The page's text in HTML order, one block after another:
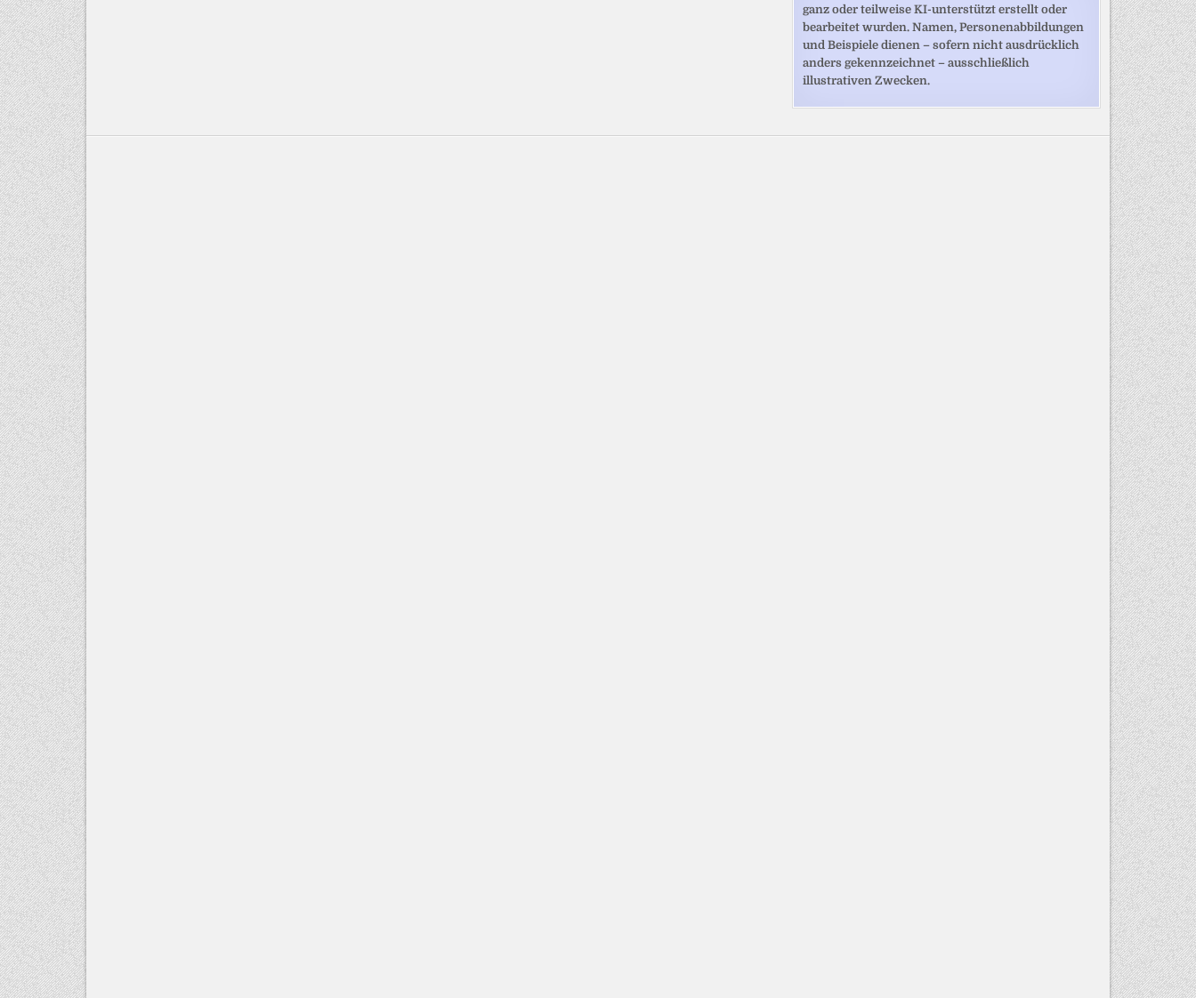
ganz oder teilweise KI-unterstützt erstellt oder
bearbeitet wurden. Namen, Personenabbildungen
und Beispiele dienen – sofern nicht ausdrücklich
anders gekennzeichnet – ausschließlich
illustrativen Zwecken.